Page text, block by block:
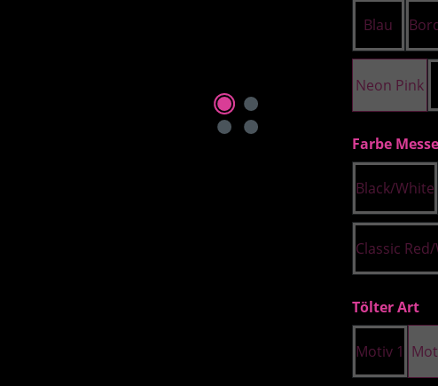
Blau
Neon Pink
Farbe
Black/White
Classic
Tölter Art
Motiv 1